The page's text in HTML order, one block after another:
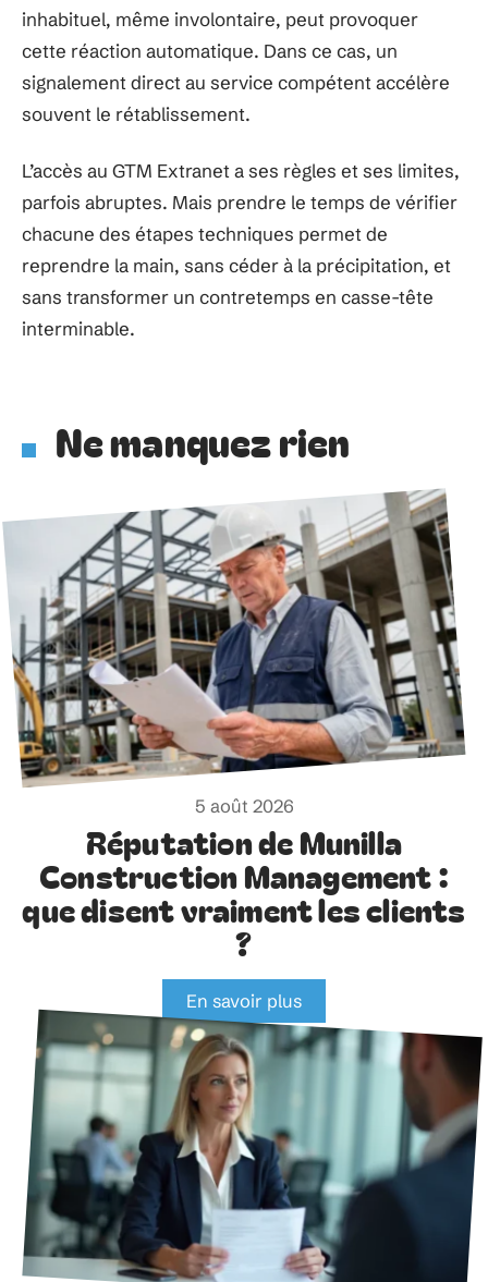
inhabituel, même involontaire, peut provoquer
cette réaction automatique. Dans ce cas, un
signalement direct au service compétent accélère
souvent le rétablissement.
L’accès au GTM Extranet a ses règles et ses limites,
parfois abruptes. Mais prendre le temps de vérifier
chacune des étapes techniques permet de
reprendre la main, sans céder à la précipitation, et
sans transformer un contretemps en casse-tête
interminable.
Ne manquez rien
5 août 2026
Réputation de Munilla
Construction Management :
que disent vraiment les clients
?
En savoir plus